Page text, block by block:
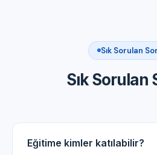
Sık Sorulan
Sık Sorulan
Eğitime kimler katılabilir?